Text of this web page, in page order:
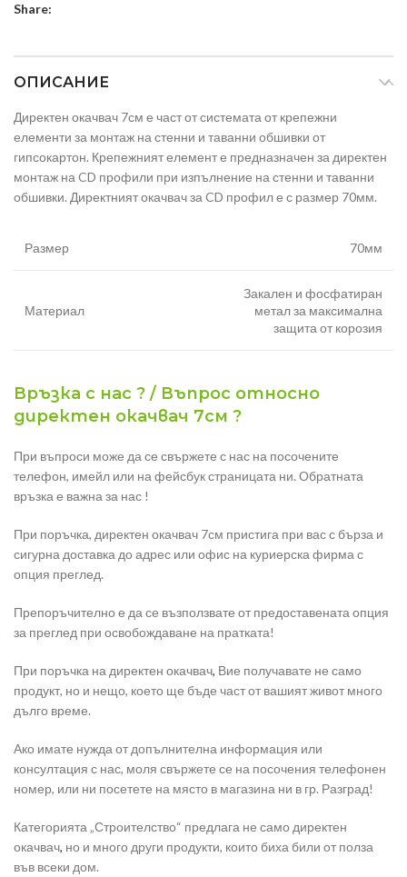
Share:
ОПИСАНИЕ
Директен окачвач 7см е част от системата от крепежни
елементи за монтаж на стенни и таванни обшивки от
гипсокартон. Крепежният елемент е предназначен за директен
монтаж на CD профили при изпълнение на стенни и таванни
обшивки. Директният окачвач за CD профил е с размер 70мм.
Размер 70мм
Материал
Закален и фосфатиран
метал за максимална
защита от корозия
Връзка с нас ? / Въпрос относно
директен окачвач 7см ?
При въпроси може да се свържете с нас на посочените
телефон, имейл или на фейсбук страницата ни. Обратната
връзка е важна за нас !
При поръчка, директен окачвач 7см пристига при вас с бърза и
сигурна доставка до адрес или офис на куриерска фирма с
опция преглед.
Препоръчително е да се възползвате от предоставената опция
за преглед при освобождаване на пратката!
При поръчка на директен окачвач, Вие получавате не само
продукт, но и нещо, което ще бъде част от вашият живот много
дълго време.
Ако имате нужда от допълнителна информация или
консултация с нас, моля свържете се на посочения телефонен
номер, или ни посетете на място в магазина ни в гр. Разград!
Категорията „Строителство“ предлага не само директен
окачвач, но и много други продукти, които биха били от полза
във всеки дом.